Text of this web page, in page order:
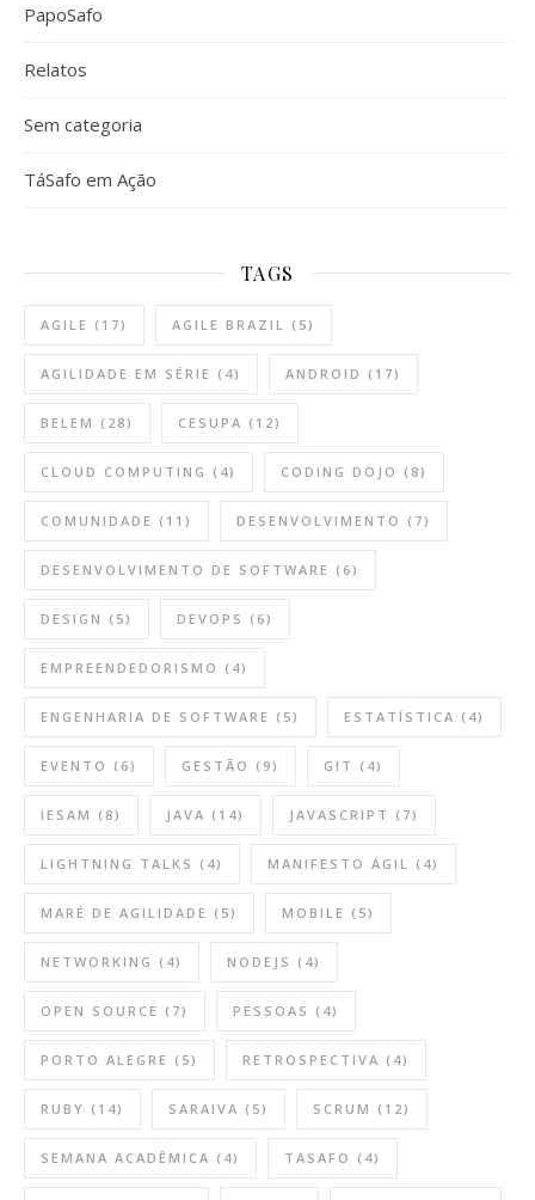
PapoSafo
Relatos
Sem categoria
TáSafo em Ação
TAGS
AGILE (17) AGILE BRAZIL (5)
AGILIDADE EM SÉRIE (4) ANDROID (17)
BELEM (28) CESUPA (12)
CLOUD COMPUTING (4) CODING DOJO (8)
COMUNIDADE (11) DESENVOLVIMENTO (7)
DESENVOLVIMENTO DE SOFTWARE (6)
DESIGN (5) DEVOPS (6)
EMPREENDEDORISMO (4)
ENGENHARIA DE SOFTWARE (5) ESTATÍSTICA (4)
EVENTO (6) GESTÃO (9) GIT (4)
IESAM (8) JAVA (14) JAVASCRIPT (7)
LIGHTNING TALKS (4) MANIFESTO ÁGIL (4)
MARÉ DE AGILIDADE (5) MOBILE (5)
NETWORKING (4) NODEJS (4)
OPEN SOURCE (7) PESSOAS (4)
PORTO ALEGRE (5) RETROSPECTIVA (4)
RUBY (14) SARAIVA (5) SCRUM (12)
SEMANA ACADÊMICA (4) TASAFO (4)